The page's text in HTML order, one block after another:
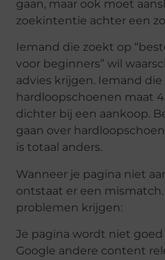
gaan, maar ook moet
zoekintentie achter een
Iemand die zoekt op
voor beginners” wil
advies krijgen. Iemand die
hardloopschoenen maat
dichter bij een aankoop.
gaan over
is totaal anders.
Wanneer je pagina niet
ontstaat er een
problemen krijgen:
Je pagina wordt niet
Google andere content